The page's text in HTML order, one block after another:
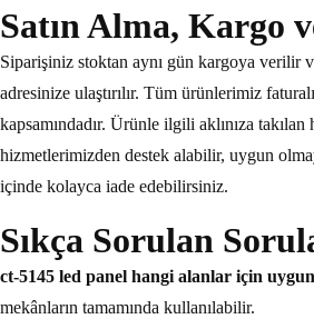
Satın Alma, Kargo
Siparişiniz stoktan aynı gün kargoya verilir
adresinize ulaştırılır. Tüm ürünlerimiz
kapsamındadır. Ürünle ilgili aklınıza
hizmetlerimizden destek alabilir, uygun
içinde kolayca iade edebilirsiniz.
Sıkça Sorulan
ct-5145 led panel hangi alanlar için
mekânların tamamında kullanılabilir.